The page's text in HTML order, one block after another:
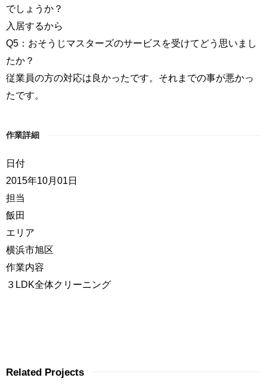
でしょうか？
入居するから
Q5：おそうじマスターズのサービスを受けてどう思いまし
たか？
従業員の方の対応は良かったです。それまでの事が悪かっ
たです。
作業詳細
日付
2015年10月01日
担当
飯田
エリア
横浜市旭区
作業内容
３LDK全体クリーニング
Related Projects